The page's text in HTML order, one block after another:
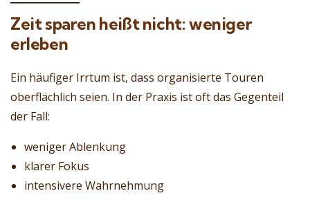
Zeit sparen heißt nicht: weniger
erleben
Ein häufiger Irrtum ist, dass organisierte Touren
oberflächlich seien. In der Praxis ist oft das Gegenteil
der Fall:
weniger Ablenkung
klarer Fokus
intensivere Wahrnehmung